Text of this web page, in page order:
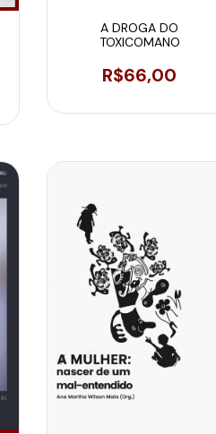
A DROGA DO
TOXICOMANO
R$66,00